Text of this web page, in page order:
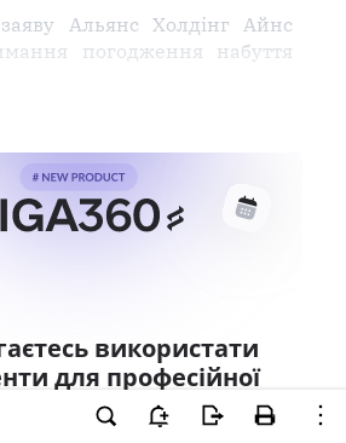
Альянс Холдінг Айнс
погодження набуття
використати
для професійної
з документом.
доступні тільки користувачам